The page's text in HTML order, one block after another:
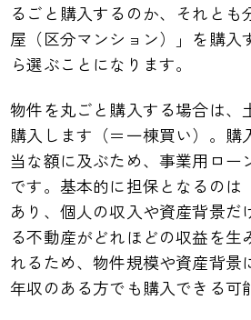
るごと購入するのか、それとも
屋（区分マンション）」を購入
ら選ぶことになります。
物件を丸ごと購入する場合は、
購入します（＝一棟買い）。購
当な額に及ぶため、事業用ロー
です。基本的に担保となるのは
あり、個人の収入や資産背景だ
る不動産がどれほどの収益を生
れるため、物件規模や資産背景
年収のある方でも購入できる可